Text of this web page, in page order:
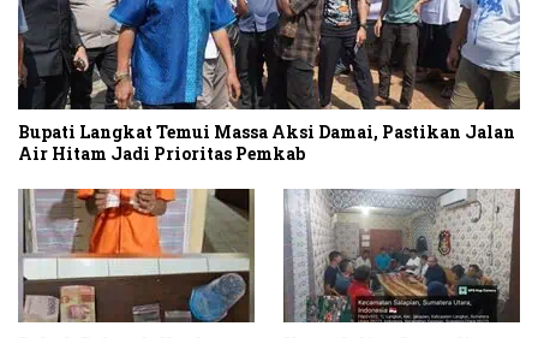
Bupati Langkat Temui Massa Aksi Damai, Pastikan Jalan
Air Hitam Jadi Prioritas Pemkab